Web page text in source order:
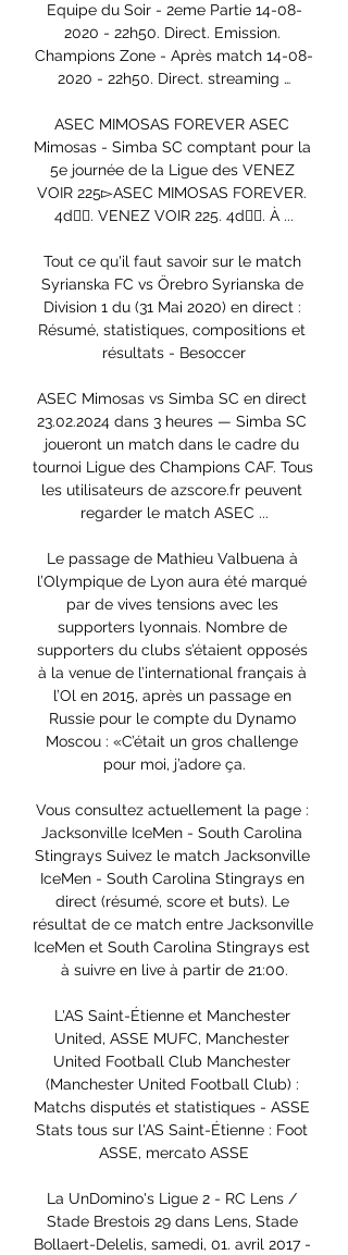
Equipe du Soir - 2eme Partie 14-08-
2020 - 22h50. Direct. Emission.
Champions Zone - Après match 14-08-
2020 - 22h50. Direct. streaming …
ASEC MIMOSAS FOREVER ASEC
Mimosas - Simba SC comptant pour la
5e journée de la Ligue des VENEZ
VOIR 225▻ASEC MIMOSAS FOREVER.
4d󰞋󱟠. VENEZ VOIR 225. 4d󰞋󱟠. À ...
Tout ce qu'il faut savoir sur le match
Syrianska FC vs Örebro Syrianska de
Division 1 du (31 Mai 2020) en direct :
Résumé, statistiques, compositions et
résultats - Besoccer
ASEC Mimosas vs Simba SC en direct
23.02.2024 dans 3 heures — Simba SC
joueront un match dans le cadre du
tournoi Ligue des Champions CAF. Tous
les utilisateurs de azscore.fr peuvent
regarder le match ASEC ...
Le passage de Mathieu Valbuena à
l’Olympique de Lyon aura été marqué
par de vives tensions avec les
supporters lyonnais. Nombre de
supporters du clubs s’étaient opposés
à la venue de l’international français à
l’Ol en 2015, après un passage en
Russie pour le compte du Dynamo
Moscou : «C’était un gros challenge
pour moi, j’adore ça.
Vous consultez actuellement la page :
Jacksonville IceMen - South Carolina
Stingrays Suivez le match Jacksonville
IceMen - South Carolina Stingrays en
direct (résumé, score et buts). Le
résultat de ce match entre Jacksonville
IceMen et South Carolina Stingrays est
à suivre en live à partir de 21:00.
L'AS Saint-Étienne et Manchester
United, ASSE MUFC, Manchester
United Football Club Manchester
(Manchester United Football Club) :
Matchs disputés et statistiques - ASSE
Stats tous sur l'AS Saint-Étienne : Foot
ASSE, mercato ASSE
La UnDomino's Ligue 2 - RC Lens /
Stade Brestois 29 dans Lens, Stade
Bollaert-Delelis, samedi, 01. avril 2017 -